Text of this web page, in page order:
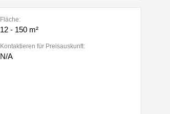
Fläche:
12 - 150 m²
Kontaktieren für Preisauskunft:
N/A